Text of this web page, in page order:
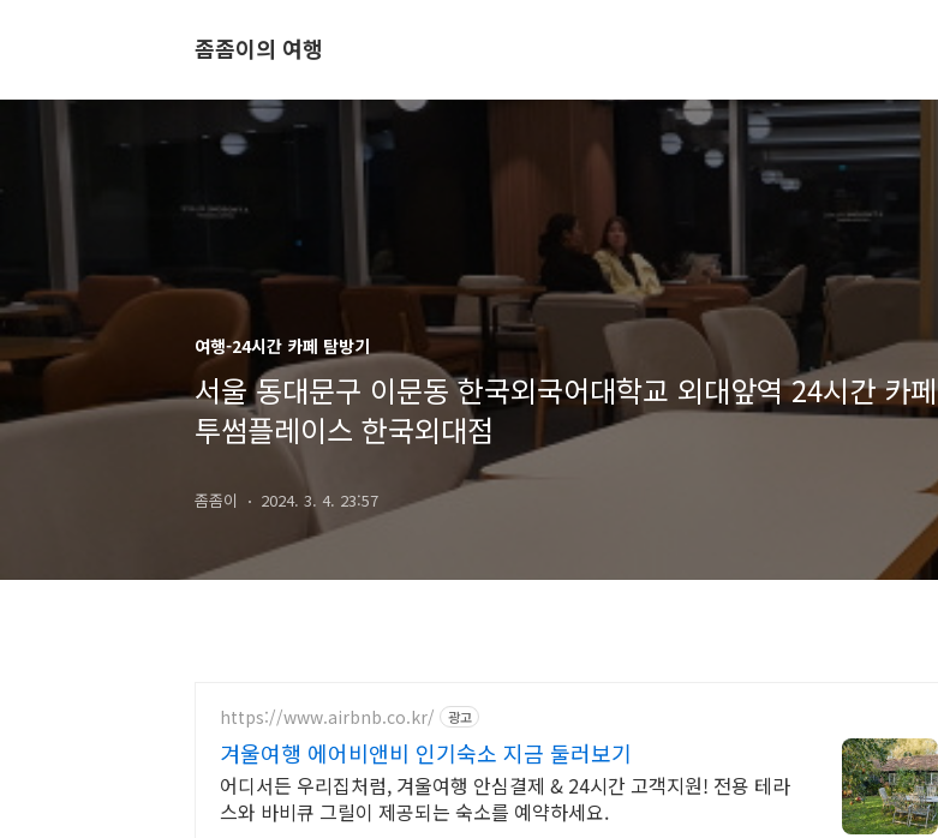
좀좀이의 여행
여행-24시간 카페 탐방기
서울 동대문구 이문동 한국외국어대학교 외대앞역 24시간 카페
투썸플레이스 한국외대점
좀좀이 2024. 3. 4. 23:57
https://www.airbnb.co.kr/ 광고
겨울여행 에어비앤비 인기숙소 지금 둘러보기
어디서든 우리집처럼, 겨울여행 안심결제 & 24시간 고객지원! 전용 테라
스와 바비큐 그릴이 제공되는 숙소를 예약하세요.